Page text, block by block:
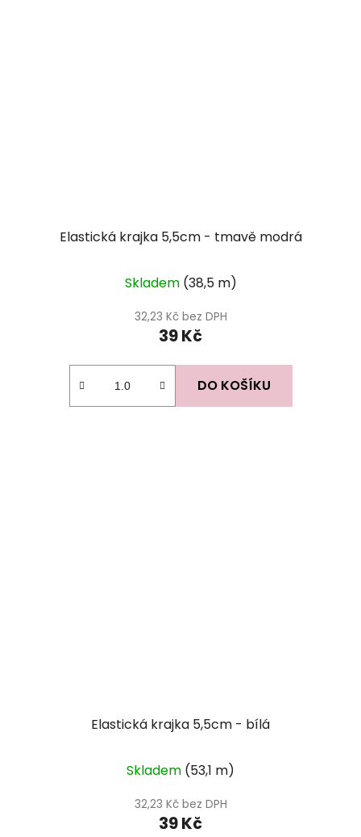
Elastická krajka 5,5cm - tmavě modrá
Skladem (38,5 m)
32,23 Kč bez DPH
39 Kč
DO KOŠÍKU
Elastická krajka 5,5cm - bílá
Skladem (53,1 m)
32,23 Kč bez DPH
39 Kč